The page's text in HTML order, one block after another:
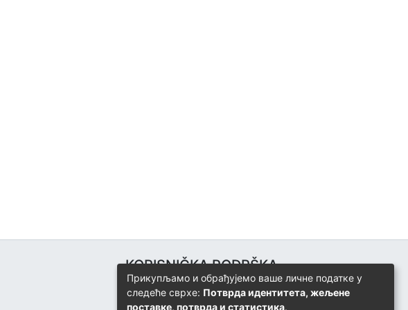
KORISNIČKA PODRŠKA
Univerzitetski računarski centar
+387 57 320 140
Прикупљамо и обрађујемо ваше личне податке у
следеће сврхе: Потврда идентитета, жељене
поставке, потврда и статистика.